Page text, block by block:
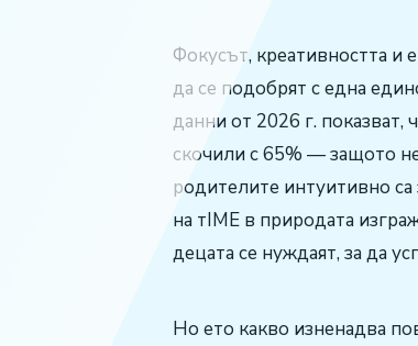
Фокусът, креативността и
да се подобрят с една
данни от 2026 г. показват,
скочили с 65% — защото
родителите интуитивно
на тIME в природата
децата се нуждаят, за да
Но ето какво изненадва